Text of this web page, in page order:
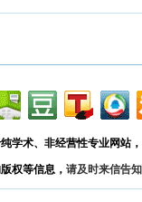
学术、非经营性专业网站
权等信息， 请及时来信告知